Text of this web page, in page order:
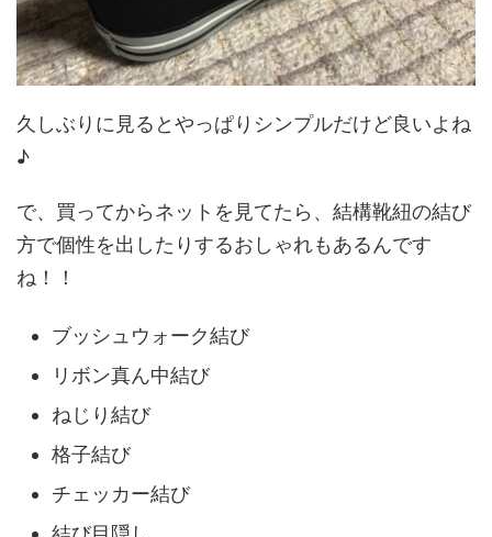
久しぶりに見るとやっぱりシンプルだけど良いよね
♪
で、買ってからネットを見てたら、結構靴紐の結び
方で個性を出したりするおしゃれもあるんです
ね！！
ブッシュウォーク結び
リボン真ん中結び
ねじり結び
格子結び
チェッカー結び